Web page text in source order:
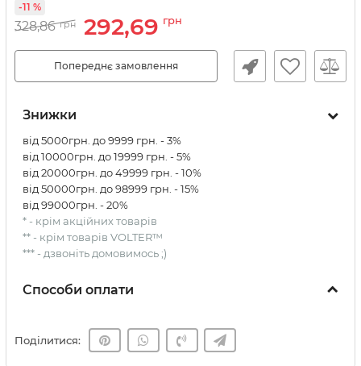
328,86 грн 292,69 грн
-11 %
Попереднє замовлення
Знижки
від 5000грн. до 9999 грн. - 3%
від 10000грн. до 19999 грн. - 5%
від 20000грн. до 49999 грн. - 10%
від 50000грн. до 98999 грн. - 15%
від 99000грн. - 20%
* - крім акційних товарів
** - крім товарів VOLTER™
*** - дзвоніть домовимось ;)
Способи оплати
Поділитися: